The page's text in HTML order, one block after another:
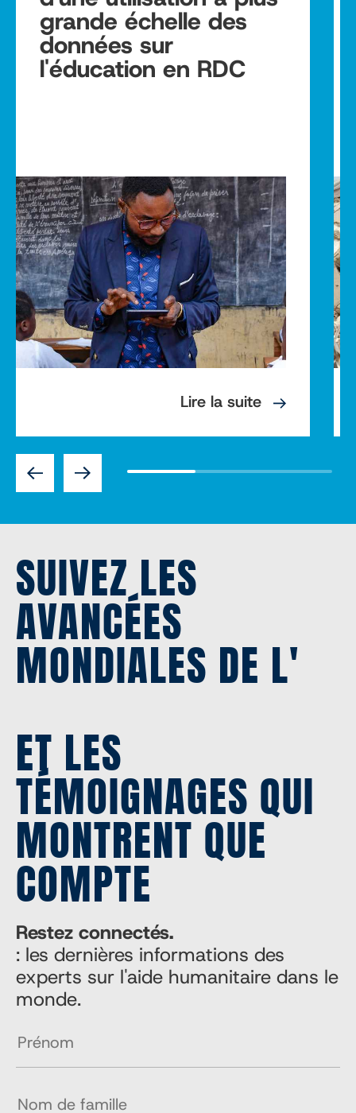
Previous
grande échelle des
données sur
l'éducation en RDC
Lire la suite
Next
SUIVEZ LES
AVANCÉES
MONDIALES DE L'
ET LES
TÉMOIGNAGES QUI
MONTRENT QUE
COMPTE
Restez connectés.
: les dernières informations des
experts sur l'aide humanitaire dans le
monde.